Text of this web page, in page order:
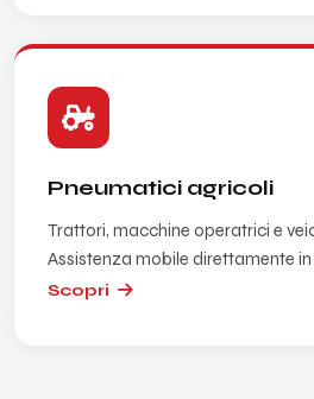
Pneumatici agricoli
Trattori, macchine operatrici e
Assistenza mobile direttamente
Scopri